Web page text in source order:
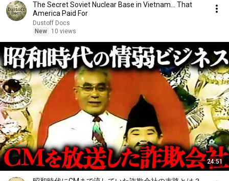
The Secret Soviet Nuclear Base in Vietnam... That
America Paid For
Dustoff Docs
New
10 views
24:51